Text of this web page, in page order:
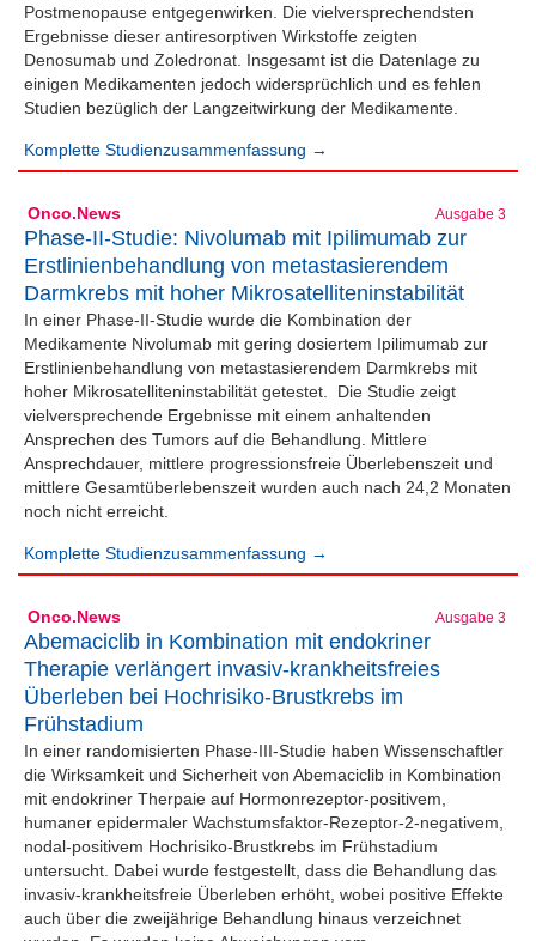
Postmenopause entgegenwirken. Die vielversprechendsten
Ergebnisse dieser antiresorptiven Wirkstoffe zeigten
Denosumab und Zoledronat. Insgesamt ist die Datenlage zu
einigen Medikamenten jedoch widersprüchlich und es fehlen
Studien bezüglich der Langzeitwirkung der Medikamente.
Komplette Studienzusammenfassung →
Onco.News Ausgabe 3
Phase-II-Studie: Nivolumab mit Ipilimumab zur
Erstlinienbehandlung von metastasierendem
Darmkrebs mit hoher Mikrosatelliteninstabilität
In einer Phase-II-Studie wurde die Kombination der
Medikamente Nivolumab mit gering dosiertem Ipilimumab zur
Erstlinienbehandlung von metastasierendem Darmkrebs mit
hoher Mikrosatelliteninstabilität getestet. Die Studie zeigt
vielversprechende Ergebnisse mit einem anhaltenden
Ansprechen des Tumors auf die Behandlung. Mittlere
Ansprechdauer, mittlere progressionsfreie Überlebenszeit und
mittlere Gesamtüberlebenszeit wurden auch nach 24,2 Monaten
noch nicht erreicht.
Komplette Studienzusammenfassung →
Onco.News Ausgabe 3
Abemaciclib in Kombination mit endokriner
Therapie verlängert invasiv-krankheitsfreies
Überleben bei Hochrisiko-Brustkrebs im
Frühstadium
In einer randomisierten Phase-III-Studie haben Wissenschaftler
die Wirksamkeit und Sicherheit von Abemaciclib in Kombination
mit endokriner Therpaie auf Hormonrezeptor-positivem,
humaner epidermaler Wachstumsfaktor-Rezeptor-2-negativem,
nodal-positivem Hochrisiko-Brustkrebs im Frühstadium
untersucht. Dabei wurde festgestellt, dass die Behandlung das
invasiv-krankheitsfreie Überleben erhöht, wobei positive Effekte
auch über die zweijährige Behandlung hinaus verzeichnet